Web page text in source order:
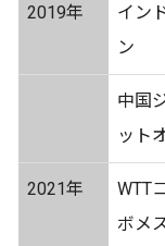
2019年
イン
ン
中国
ット
2021年
WTT
ボメ